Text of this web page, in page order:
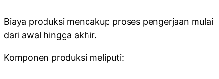
Biaya produksi mencakup proses pengerjaan mulai
dari awal hingga akhir.
Komponen produksi meliputi: